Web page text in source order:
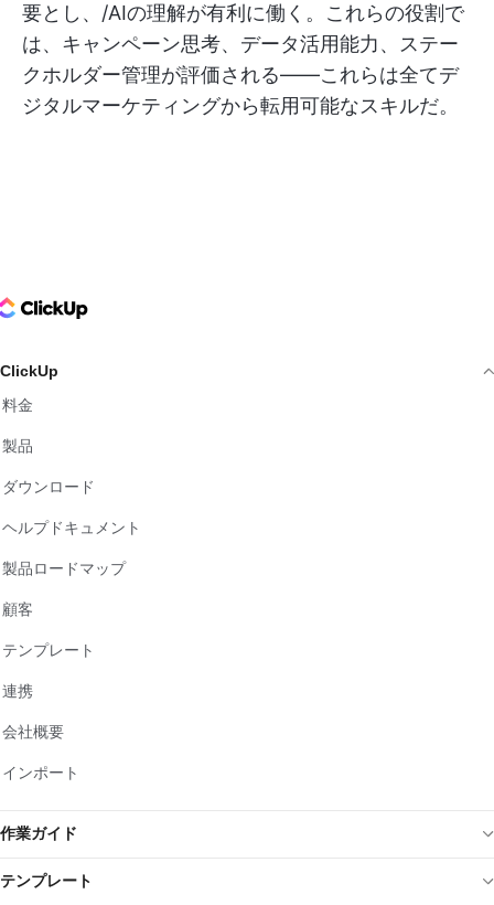
要とし、/AIの理解が有利に働く。これらの役割で
は、キャンペーン思考、データ活用能力、ステー
クホルダー管理が評価される——これらは全てデ
ジタルマーケティングから転用可能なスキルだ。
Logo
ClickUp
料金
製品
ダウンロード
ヘルプドキュメント
製品ロードマップ
顧客
テンプレート
連携
会社概要
インポート
作業ガイド
テンプレート